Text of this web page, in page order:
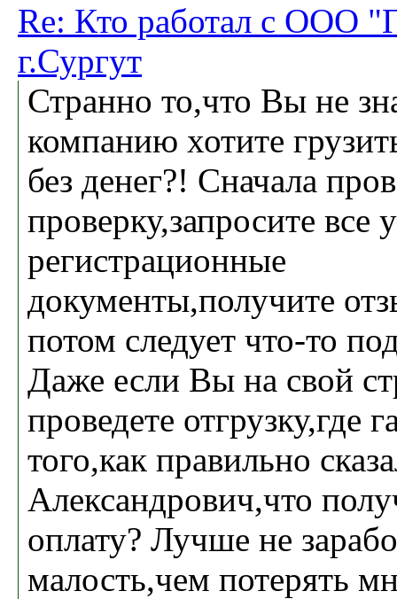
Re: Кто работал с ООО
г.Сургут
Странно то,что Вы не
компанию хотите
без денег?! Сначала
проверку,запросите все
регистрационные
документы,получите
потом следует что-то
Даже если Вы на свой
проведете отгрузку,где
того,как правильно
Александрович,что
оплату? Лучше не
малость,чем потерять